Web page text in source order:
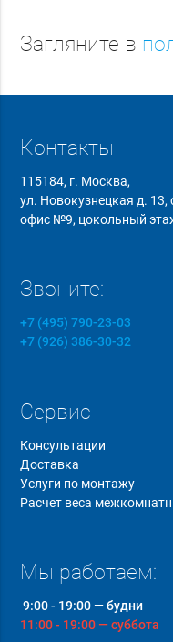
Загляните в
Контакты
115184, г. Москва,
ул. Новокузнецкая д. 13,
офис №9, цокольный
Звоните:
+7 (495) 790-23-03
+7 (926) 386-30-32
Сервис
Консультации
Доставка
Услуги по монтажу
Расчет веса
Мы работаем:
9:00 - 19:00 — будни
11:00 - 19:00 — суббота